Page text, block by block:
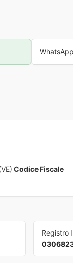
WhatsApp
Codice Fiscale
Registro